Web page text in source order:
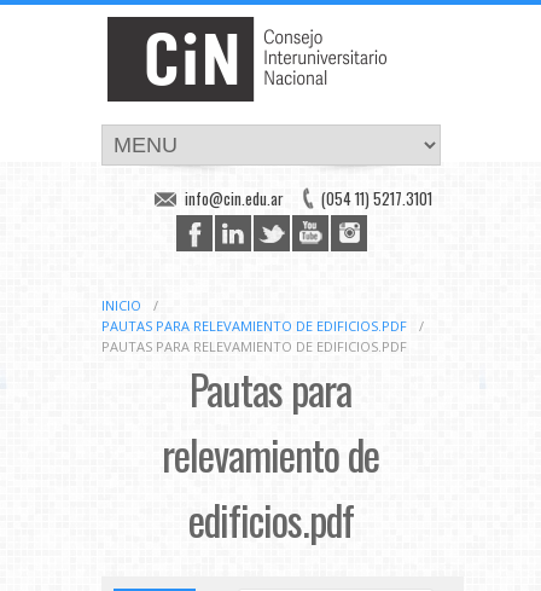
(054 11) 5217.3101
info@cin.edu.ar
INICIO
/
PAUTAS PARA RELEVAMIENTO DE EDIFICIOS.PDF
/
PAUTAS PARA RELEVAMIENTO DE EDIFICIOS.PDF
Pautas para
relevamiento de
edificios.pdf